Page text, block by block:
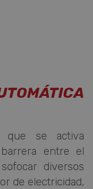
se activa
entre el
diversos
de electricidad,